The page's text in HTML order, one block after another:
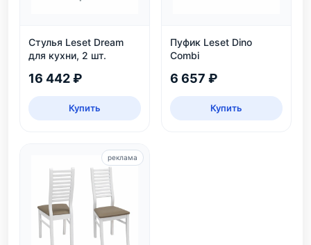
Стулья Leset Dream
для кухни, 2 шт.
16 442 ₽
Купить
Пуфик Leset Dino
Combi
6 657 ₽
Купить
реклама